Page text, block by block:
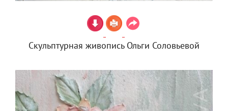
Скульптурная живопись Ольги Соловьевой